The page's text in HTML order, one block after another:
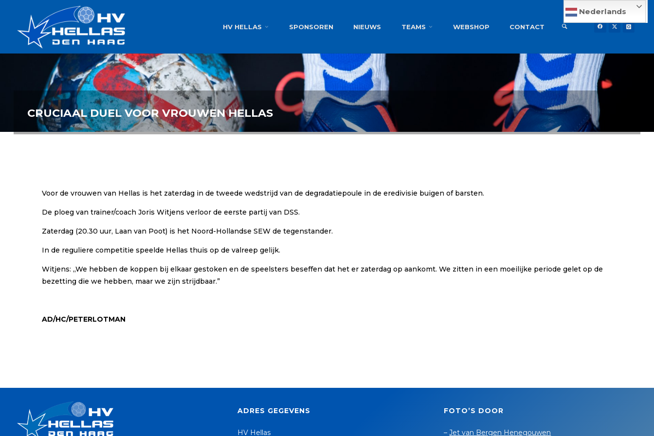
AMBITIE
HV HELLAS SPONSOREN NIEUWS TEAMS WEBSHOP CONTACT
Nederlands
CRUCIAAL DUEL VOOR VROUWEN HELLAS
Voor de vrouwen van Hellas is het zaterdag in de tweede wedstrijd van de degradatiepoule in de eredivisie buigen of barsten.
De ploeg van trainer/coach Joris Witjens verloor de eerste partij van DSS.
Zaterdag (20.30 uur, Laan van Poot) is het Noord-Hollandse SEW de tegenstander.
In de reguliere competitie speelde Hellas thuis op de valreep gelijk.
Witjens: ,,We hebben de koppen bij elkaar gestoken en de speelsters beseffen dat het er zaterdag op aankomt. We zitten in een moeilijke periode gelet op de
bezetting die we hebben, maar we zijn strijdbaar.”
AD/HC/PETERLOTMAN
ADRES GEGEVENS
HV Hellas
FOTO’S DOOR
–Jet van Bergen Henegouwen